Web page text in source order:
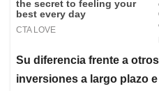
Su diferencia frente a
inversiones a largo plazo